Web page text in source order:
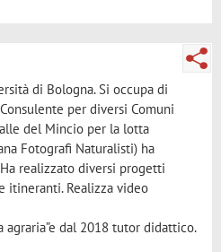
di Bologna. Si occupa di
per diversi Comuni
del Mincio per la lotta
Fotografi Naturalisti) ha
realizzato diversi progetti
itineranti. Realizza video
dal 2018 tutor didattico.